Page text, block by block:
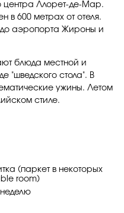
центра Ллорет-де-Мар.
в 600 метрах от отеля.
до аэропорта Жироны и
блюда местной и
"шведского стола". В
ужины. Летом
стиле.
(паркет в некоторых
room)